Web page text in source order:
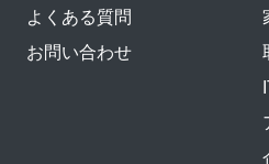
よくある質問
お問い合わせ